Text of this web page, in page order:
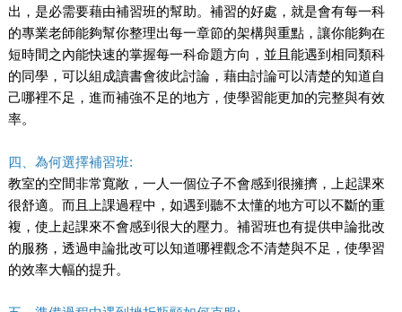
出，是必需要藉由補習班的幫助。補習的好處，就是會有每一科
的專業老師能夠幫你整理出每一章節的架構與重點，讓你能夠在
短時間之內能快速的掌握每一科命題方向，並且能遇到相同類科
的同學，可以組成讀書會彼此討論，藉由討論可以清楚的知道自
己哪裡不足，進而補強不足的地方，使學習能更加的完整與有效
率。
四、為何選擇補習班:
教室的空間非常寬敞，一人一個位子不會感到很擁擠，上起課來
很舒適。而且上課過程中，如遇到聽不太懂的地方可以不斷的重
複，使上起課來不會感到很大的壓力。補習班也有提供申論批改
的服務，透過申論批改可以知道哪裡觀念不清楚與不足，使學習
的效率大幅的提升。